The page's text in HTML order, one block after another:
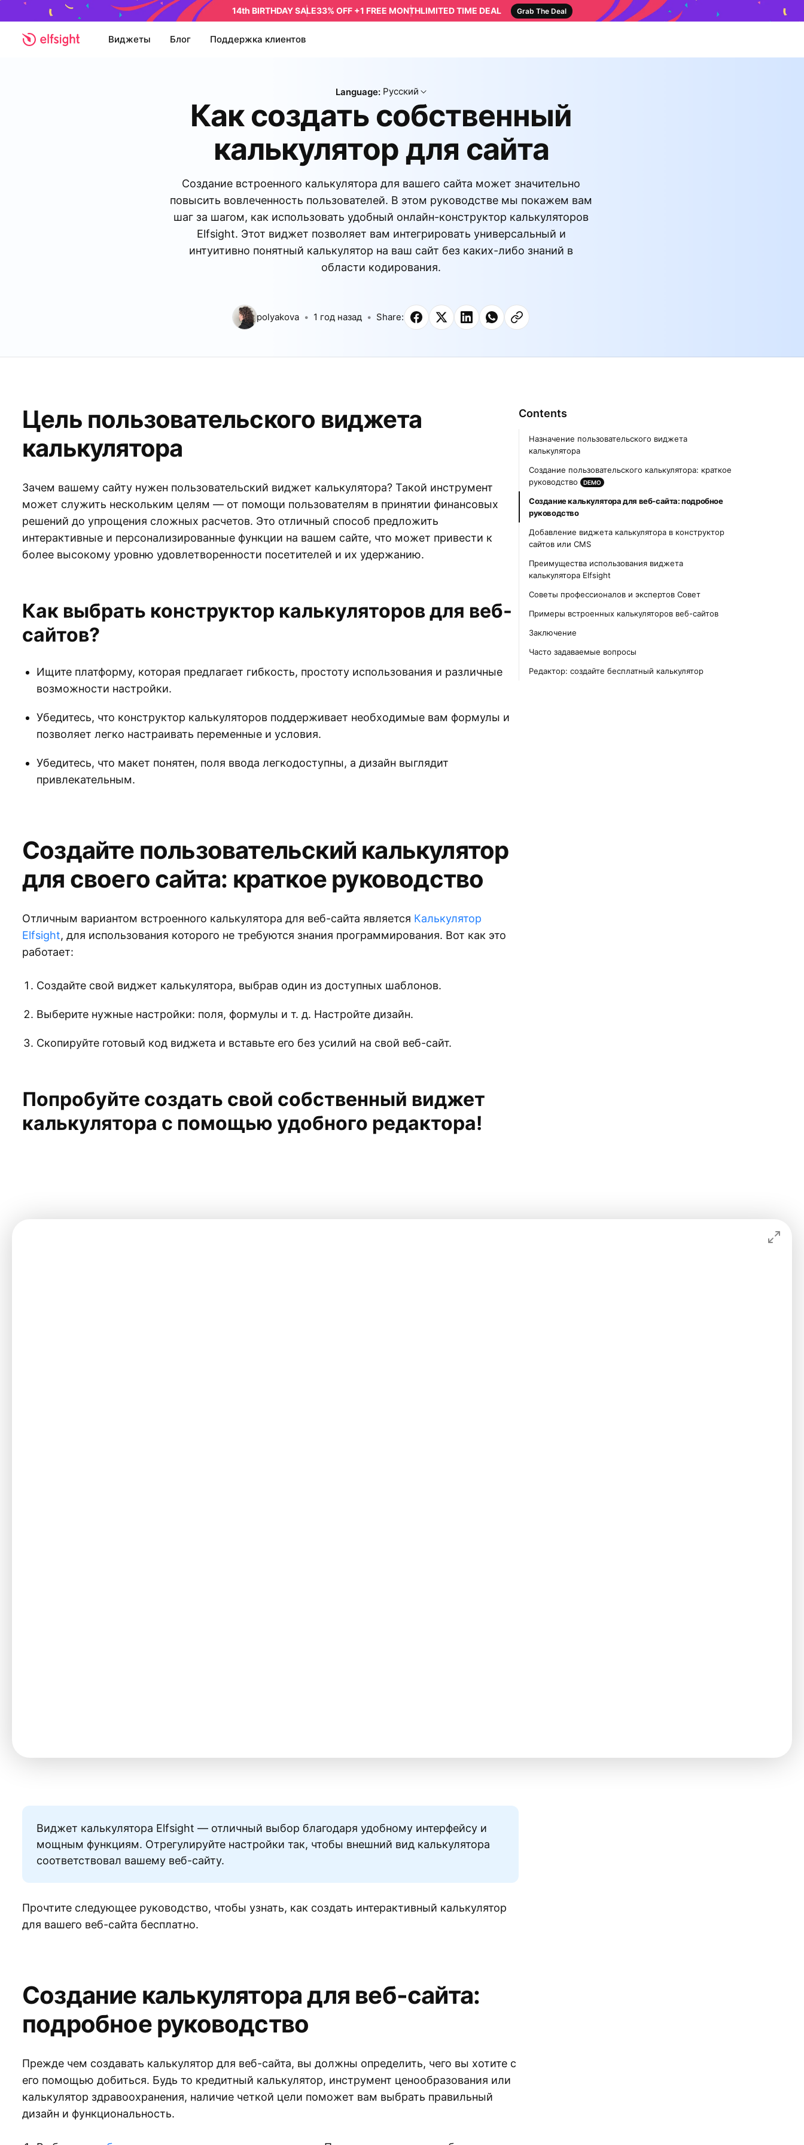
14th BIRTHDAY SALE33% OFF +1 FREE MONTHLIMITED TIME DEAL Grab The Deal
Виджеты Блог Поддержка клиентов
Language: Русский
Как создать собственный
калькулятор для сайта
Создание встроенного калькулятора для вашего сайта может значительно
повысить вовлеченность пользователей. В этом руководстве мы покажем вам
шаг за шагом, как использовать удобный онлайн-конструктор калькуляторов
Elfsight. Этот виджет позволяет вам интегрировать универсальный и
интуитивно понятный калькулятор на ваш сайт без каких-либо знаний в
области кодирования.
polyakova 1 год назад Share:
Цель пользовательского виджета
калькулятора
Зачем вашему сайту нужен пользовательский виджет калькулятора? Такой инструмент
может служить нескольким целям — от помощи пользователям в принятии финансовых
решений до упрощения сложных расчетов. Это отличный способ предложить
интерактивные и персонализированные функции на вашем сайте, что может привести к
более высокому уровню удовлетворенности посетителей и их удержанию.
Как выбрать конструктор калькуляторов для веб-
сайтов?
Ищите платформу, которая предлагает гибкость, простоту использования и различные
возможности настройки.
Убедитесь, что конструктор калькуляторов поддерживает необходимые вам формулы и
позволяет легко настраивать переменные и условия.
Убедитесь, что макет понятен, поля ввода легкодоступны, а дизайн выглядит
привлекательным.
Создайте пользовательский калькулятор
для своего сайта: краткое руководство
Отличным вариантом встроенного калькулятора для веб-сайта является Калькулятор
Elfsight, для использования которого не требуются знания программирования. Вот как это
работает:
Создайте свой виджет калькулятора, выбрав один из доступных шаблонов.
Выберите нужные настройки: поля, формулы и т. д. Настройте дизайн.
Скопируйте готовый код виджета и вставьте его без усилий на свой веб-сайт.
Попробуйте создать свой собственный виджет
калькулятора с помощью удобного редактора!
Виджет калькулятора Elfsight — отличный выбор благодаря удобному интерфейсу и
мощным функциям. Отрегулируйте настройки так, чтобы внешний вид калькулятора
соответствовал вашему веб-сайту.
Прочтите следующее руководство, чтобы узнать, как создать интерактивный калькулятор
для вашего веб-сайта бесплатно.
Создание калькулятора для веб-сайта:
подробное руководство
Прежде чем создавать калькулятор для веб-сайта, вы должны определить, чего вы хотите с
его помощью добиться. Будь то кредитный калькулятор, инструмент ценообразования или
калькулятор здравоохранения, наличие четкой цели поможет вам выбрать правильный
дизайн и функциональность.
Contents
Назначение пользовательского виджета
калькулятора
Создание пользовательского калькулятора: краткое
руководство
DEMO
Создание калькулятора для веб-сайта: подробное
руководство
Добавление виджета калькулятора в конструктор
сайтов или CMS
Преимущества использования виджета
калькулятора Elfsight
Советы профессионалов и экспертов Совет
Примеры встроенных калькуляторов веб-сайтов
Заключение
Часто задаваемые вопросы
Редактор: создайте бесплатный калькулятор